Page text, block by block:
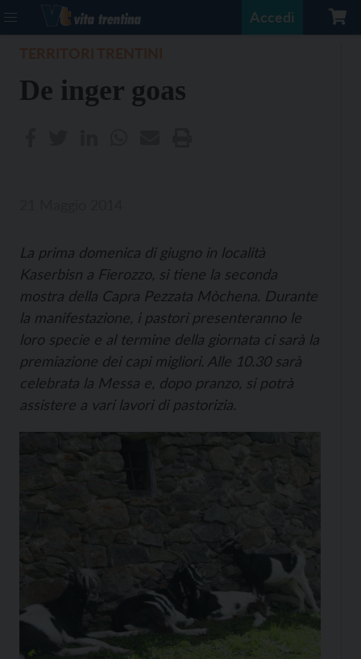
Accedi
De inger goas
La prima domenica di giugno in località
Kaserbisn a Fierozzo, si tiene la seconda
mostra della Capra Pezzata Mòchena. Durante
la manifestazione, i pastori presenteranno le
loro specie e al termine della giornata ci sarà la
premiazione dei capi migliori. Alle 10.30 sarà
celebrata la Messa e, dopo pranzo, si potrà
assistere a vari lavori di pastorizia.